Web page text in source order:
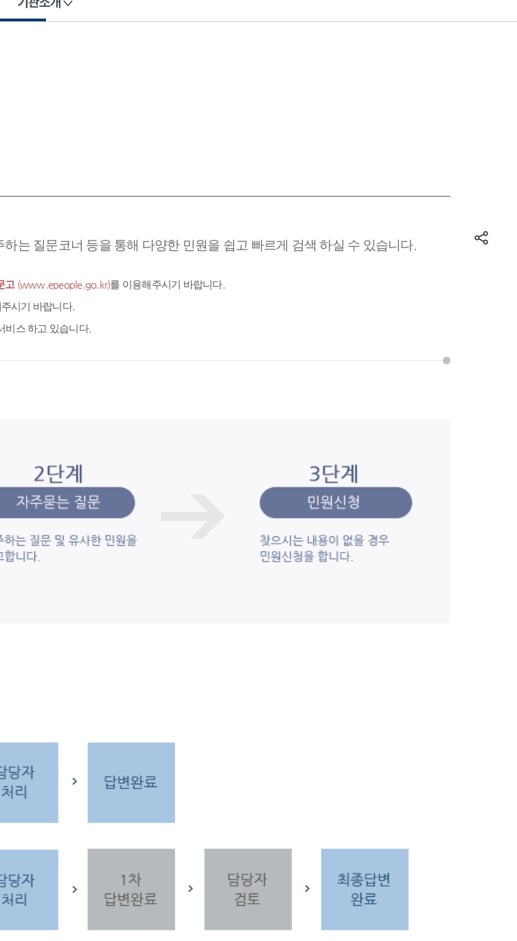
는 질문코너 등을 통해 다양한 민원을 쉽고 빠르게 검색 하실 수 있습니다.
고 (www.epeople.go.kr)를 이용해주시기 바랍니다.
시기 바랍니다.
비스 하고 있습니다.